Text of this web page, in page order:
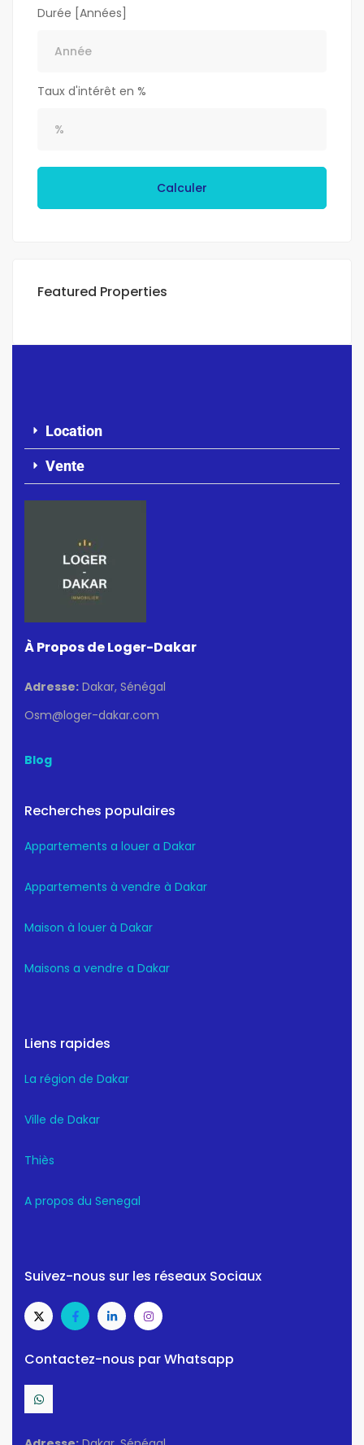
Durée [Années]
Taux d'intérêt en %
Calculer
Featured Properties
Location
Vente
À Propos de Loger-Dakar
Adresse: Dakar, Sénégal
Osm@loger-dakar.com
Blog
Recherches populaires
Appartements a louer a Dakar
Appartements à vendre à Dakar
Maison à louer à Dakar
Maisons a vendre a Dakar
Liens rapides
La région de Dakar
Ville de Dakar
Thiès
A propos du Senegal
Suivez-nous sur les réseaux Sociaux
Contactez-nous par Whatsapp